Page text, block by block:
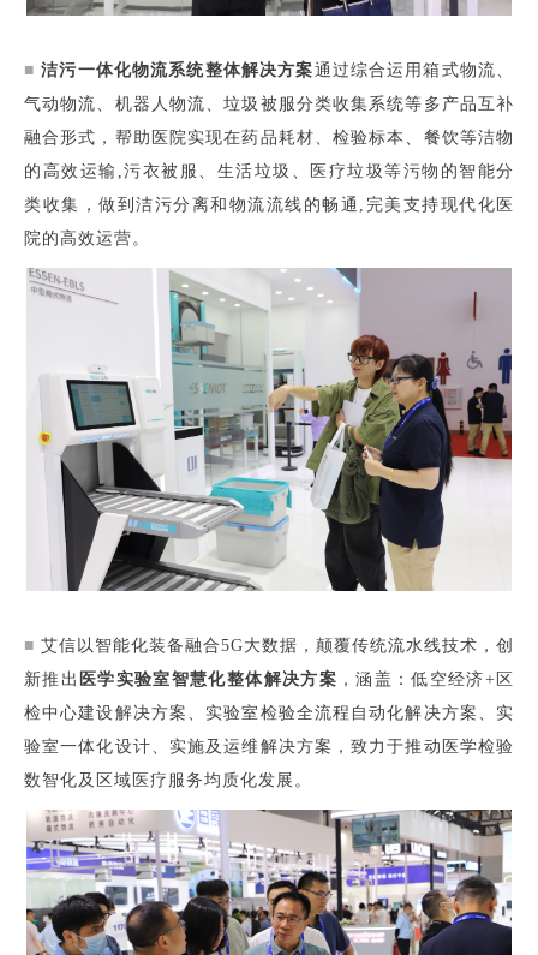
■洁污一体化物流系统整体解决方案通过综合运用箱式物流、
气动物流、机器人物流、垃圾被服分类收集系统等多产品互补
融合形式，帮助医院实现在药品耗材、检验标本、餐饮等洁物
的高效运输,污衣被服、生活垃圾、医疗垃圾等污物的智能分
类收集，做到洁污分离和物流流线的畅通,完美支持现代化医
院的高效运营。
■ 艾信以智能化装备融合5G大数据，颠覆传统流水线技术，创
新推出 医学实验室智慧化整体解决方案 ，涵盖：低空经济+区
检中心建设解决方案、实验室检验全流程自动化解决方案、实
验室一体化设计、实施及运维解决方案，致力于推动医学检验
数智化及区域医疗服务均质化发展。